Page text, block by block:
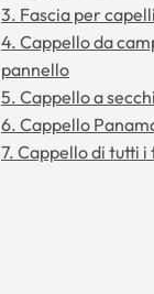
3. Fascia per capelli
4. Cappello da
pannello
5. Cappello a
6. Cappello
7. Cappello di tutti i